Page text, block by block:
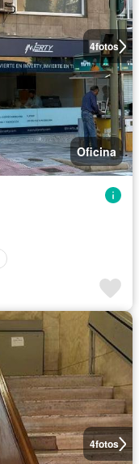
4fotos
Oficina
4fotos